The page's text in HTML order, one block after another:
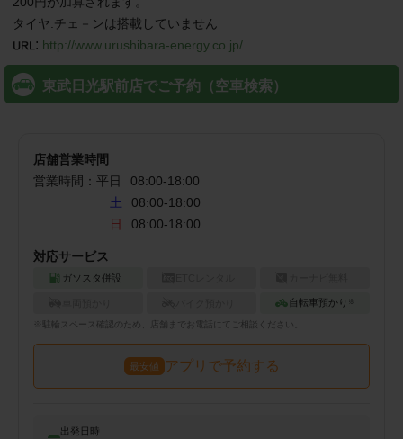
: http://www.urushibara-energy.co.jp/
東武日光駅前店でご予約（空車検索）
店舗営業時間
営業時間： 平日 08:00-18:00
土
08:00-18:00
日
08:00-18:00
対応サービス
ガソスタ併設
自転車預かり ※
※ スペース確認のため、店舗までお電話にてご相談ください。
最安値 アプリで予約する
出発日時